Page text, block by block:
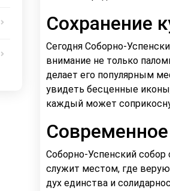
Сохранение
Сегодня Соборно-
внимание не только
делает его популярным
увидеть бесценные
каждый может
Соборно-Успенский собор
служит местом, где
дух единства и